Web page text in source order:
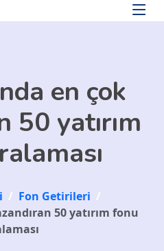
en çok
50 yatırım
/ Fon Getirileri /
50 yatırım fonu